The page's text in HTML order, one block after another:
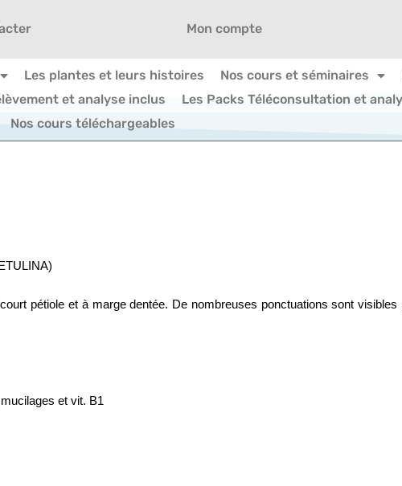
Mon compte
Les plantes et leurs histoires Nos cours et séminaires
et analyse inclus Les Packs Téléconsultation et
Nos cours téléchargeables
pétiole et à marge dentée. De nombreuses ponctuations sont
et vit. B1